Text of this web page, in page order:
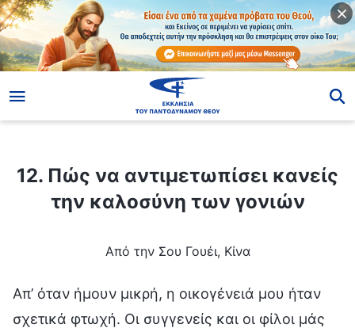
12. Πώς να αντιμετωπίσει κανείς
την καλοσύνη των γονιών
Από την Σου Γουέι, Κίνα
Απ’ όταν ήμουν μικρή, η οικογένειά μου ήταν
σχετικά φτωχή. Οι συγγενείς και οι φίλοι μάς